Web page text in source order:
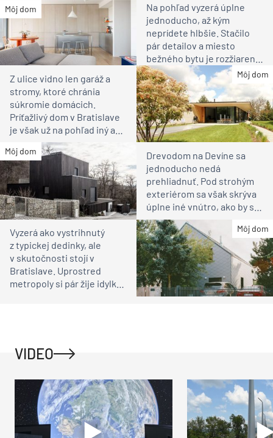
Môj dom
Na pohľad vyzerá úplne
jednoducho, až kým
neprídete hlbšie. Stačilo
pár detailov a miesto
bežného bytu je rozžiarené
bývanie pre rodinu
Môj dom
Z ulice vidno len garáž a
stromy, ktoré chránia
súkromie domácich.
Príťažlivý dom v Bratislave
je však už na pohľad iný ako
susedia
Môj dom
Drevodom na Devíne sa
jednoducho nedá
prehliadnuť. Pod strohým
exteriérom sa však skrýva
úplne iné vnútro, ako by ste
čakali
Môj dom
Vyzerá ako vystrihnutý
z typickej dedinky, ale
v skutočnosti stojí v
Bratislave. Uprostred
metropoly si pár žije idylku
VIDEO